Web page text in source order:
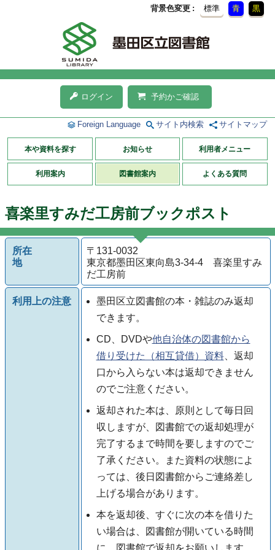
背景色変更 標準 青 黒
ログイン 予約かご確認
Foreign Language サイト内検索 サイトマップ
本や資料を探す お知らせ 利用者メニュー
利用案内 図書館案内 よくある質問
喜楽里すみだ工房前ブックポスト
所在
地
〒131-0032
東京都墨田区東向島3-34-4 喜楽里すみ
だ工房前
利用上の注意
墨田区立図書館の本・雑誌のみ返却
できます。
CD、DVDや他自治体の図書館から
借り受けた（相互貸借）資料、返却
口から入らない本は返却できません
のでご注意ください。
返却された本は、原則として毎日回
収しますが、図書館での返却処理が
完了するまで時間を要しますのでご
了承ください。また資料の状態によ
っては、後日図書館からご連絡差し
上げる場合があります。
本を返却後、すぐに次の本を借りた
い場合は、図書館が開いている時間
に、図書館で返却をお願いします。